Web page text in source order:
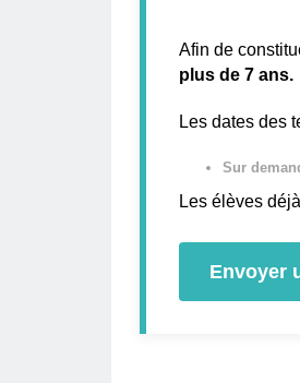
Afin de
plus de 7 ans.
Les dates des
Sur
Les élèves
Envoyer